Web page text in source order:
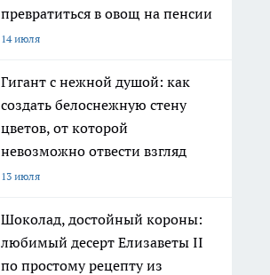
превратиться в овощ на пенсии
14 июля
Гигант с нежной душой: как
создать белоснежную стену
цветов, от которой
невозможно отвести взгляд
13 июля
Шоколад, достойный короны:
любимый десерт Елизаветы II
по простому рецепту из